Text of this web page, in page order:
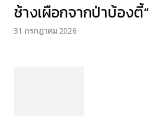
ช้างเผือกจากป่าบ้องตี้”
31 กรกฎาคม 2026